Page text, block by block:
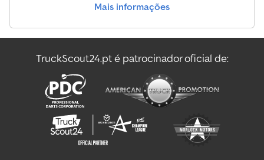
Mais informações
TruckScout24.pt é patrocinador oficial de: